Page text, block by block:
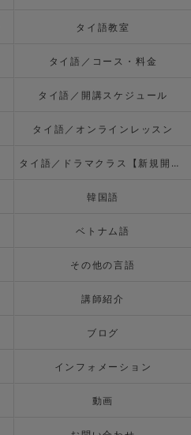
タイ語教室
タイ語／コース・料金
タイ語／開講スケジュール
タイ語／オンラインレッスン
タイ語／ドラマクラス【新規開校】
韓国語
ベトナム語
その他の言語
講師紹介
ブログ
インフォメーション
動画